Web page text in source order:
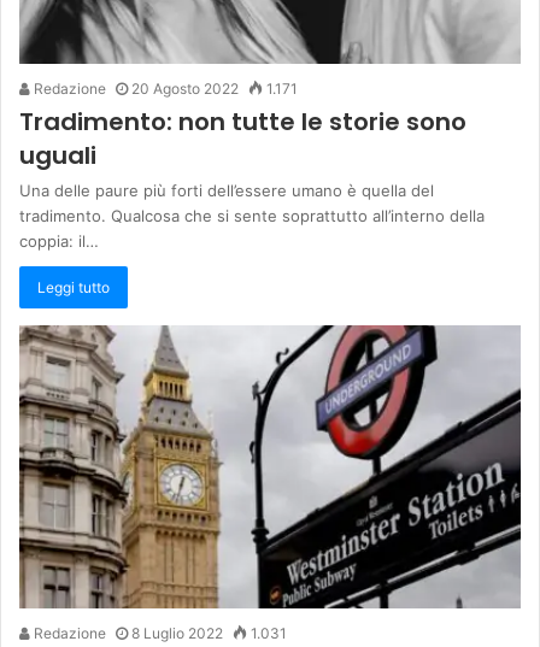
Redazione 20 Agosto 2022 1.171
Tradimento: non tutte le storie sono
uguali
Una delle paure più forti dell’essere umano è quella del
tradimento. Qualcosa che si sente soprattutto all’interno della
coppia: il…
Leggi tutto
Redazione 8 Luglio 2022 1.031